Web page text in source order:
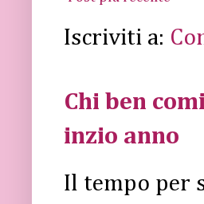
Iscriviti a:
Chi ben
inzio anno
Il tempo per